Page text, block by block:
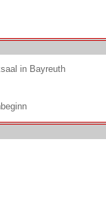
in Bayreuth